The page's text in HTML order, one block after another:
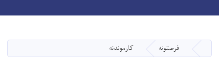
کورپاڼه
فرصتونه کارموندنه